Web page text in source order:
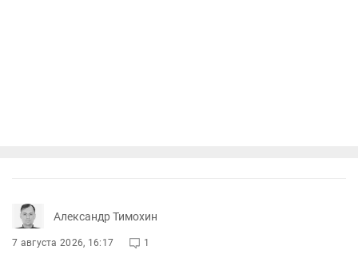
Александр Тимохин
7 августа 2026, 16:17 1